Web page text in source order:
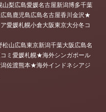
梨広島愛媛名古屋新潟博多千葉
島鹿児島広島名古屋香川金沢★
愛媛札幌小倉大阪東京大分冬コ
山広島東京新潟千葉大阪広島名
ミ愛媛札幌★海外シンガポール
佐渡熊本★海外インドネシアジ